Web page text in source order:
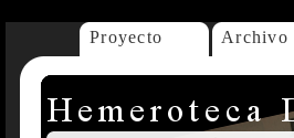
Proyecto Archivo